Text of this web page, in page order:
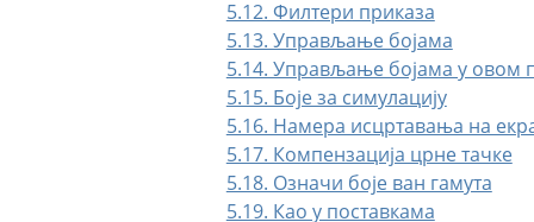
5.12. Филтери приказа
5.13. Управљање бојама
5.14. Управљање бојама у овом
5.15. Боје за симулацију
5.16. Намера исцртавања на
5.17. Компензација црне тачке
5.18. Означи боје ван гамута
5.19. Као у поставкама